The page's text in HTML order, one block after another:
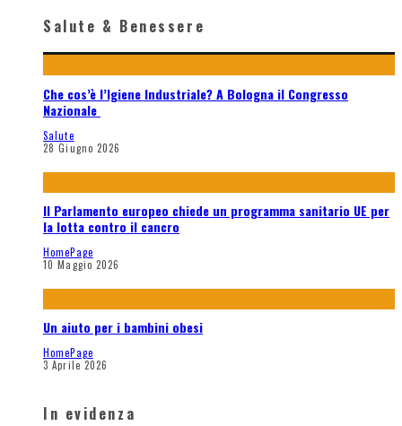
Salute & Benessere
Che cos’è l’Igiene Industriale? A Bologna il Congresso
Nazionale
Salute
28 Giugno 2026
Il Parlamento europeo chiede un programma sanitario UE per
la lotta contro il cancro
HomePage
10 Maggio 2026
Un aiuto per i bambini obesi
HomePage
3 Aprile 2026
In evidenza